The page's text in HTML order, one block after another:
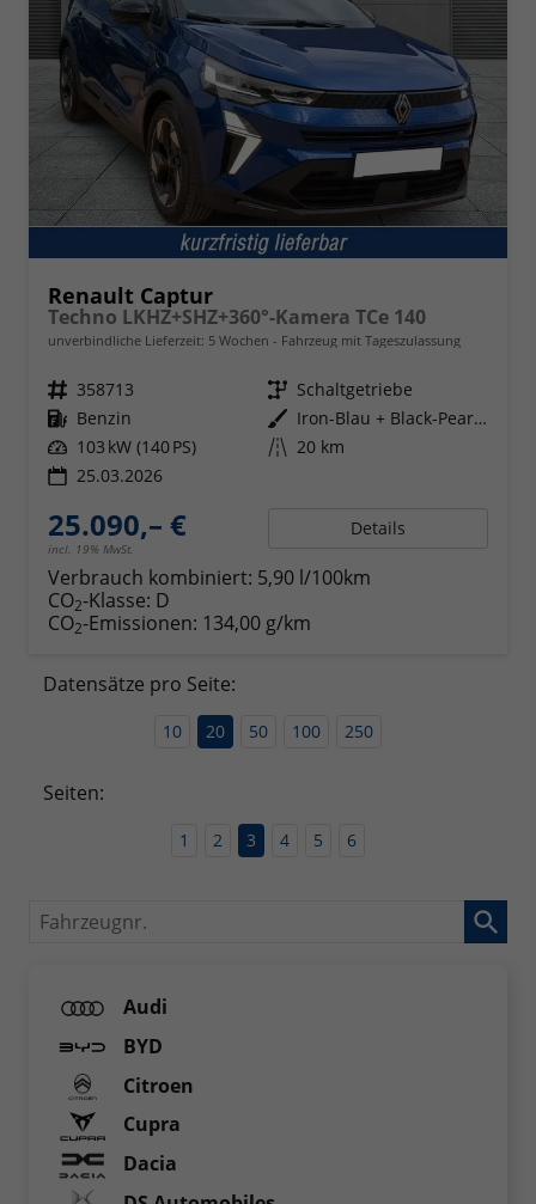
Renault Captur
Techno LKHZ+SHZ+360°-Kamera TCe 140
unverbindliche Lieferzeit: 5 Wochen Fahrzeug mit Tageszulassung
Fahrzeugnr. 358713 Getriebe Schaltgetriebe
Kraftstoff Benzin Außenfarbe
Iron-Blau + Black-Pearl-Schwarz
Leistung 103 kW (140 PS) Kilometerstand 20 km
25.03.2026
25.090,– €
incl. 19% MwSt.
Details
Verbrauch kombiniert: 5,90 l/100km
CO2-Klasse: D
CO2-Emissionen: 134,00 g/km
Datensätze pro Seite:
10 20 50 100 250
Seiten:
1 2 3 4 5 6
Fahrzeugnr.
Audi
BYD
Citroen
Cupra
Dacia